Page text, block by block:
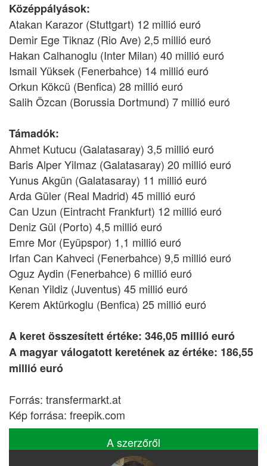
Középpályások:
Atakan Karazor (Stuttgart) 12 millió euró
Demir Ege Tiknaz (Rio Ave) 2,5 millió euró
Hakan Calhanoglu (Inter Milan) 40 millió euró
Ismail Yüksek (Fenerbahce) 14 millió euró
Orkun Kökcü (Benfica) 28 millió euró
Salih Özcan (Borussia Dortmund) 7 millió euró
Támadók:
Ahmet Kutucu (Galatasaray) 3,5 millió euró
Baris Alper Yilmaz (Galatasaray) 20 millió euró
Yunus Akgün (Galatasaray) 11 millió euró
Arda Güler (Real Madrid) 45 millió euró
Can Uzun (Eintracht Frankfurt) 12 millió euró
Deniz Gül (Porto) 4,5 millió euró
Emre Mor (Eyüpspor) 1,1 millió euró
Irfan Can Kahveci (Fenerbahce) 9,5 millió euró
Oguz Aydin (Fenerbahce) 6 millió euró
Kenan Yildiz (Juventus) 45 millió euró
Kerem Aktürkoglu (Benfica) 25 millió euró
A keret összesített értéke: 346,05 millió euró
A magyar válogatott keretének az értéke: 186,55
millió euró
Forrás: transfermarkt.at
Kép forrása: freepik.com
A szerzőről